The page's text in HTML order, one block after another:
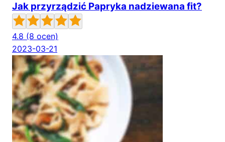
Jak przyrządzić Papryka nadziewana fit?
4.8 (8 ocen)
2023-03-21